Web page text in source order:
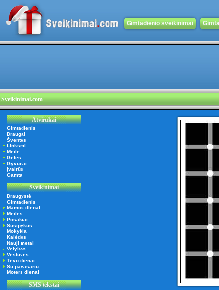
Gimtadienio sveikinimai
Sveikinimai.com
Atvirukai
Gimtadienis
Draugai
Šventės
Linksmi
Meilė
Gėlės
Gyvūnai
Įvairūs
Gamta
Sveikinimai
Draugystė
Gimtadienis
Mamos dienai
Meilės
Posakiai
Susipykus
Mokykla
Kalėdos
Nauji metai
Velykos
Vestuvės
Tėvo dienai
Su pavasariu
Moters dienai
SMS tekstai